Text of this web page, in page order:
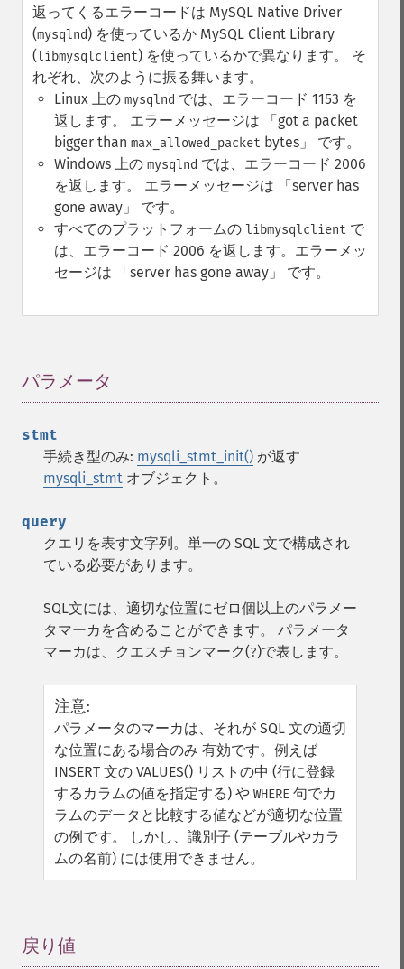
返ってくるエラーコードは MySQL Native Driver
(mysqlnd) を使っているか MySQL Client Library
(libmysqlclient) を使っているかで異なります。 そ
れぞれ、次のように振る舞います。
Linux 上の mysqlnd では、エラーコード 1153 を
返します。 エラーメッセージは
got a packet
bigger than max_allowed_packet bytes
です。
Windows 上の mysqlnd では、エラーコード 2006
を返します。 エラーメッセージは
server has
gone away
です。
すべてのプラットフォームの libmysqlclient で
は、エラーコード 2006 を返します。エラーメッ
セージは
server has gone away です。
パラメータ
stmt
手続き型のみ: mysqli_stmt_init() が返す
mysqli_stmt オブジェクト。
query
クエリを表す文字列。単一の SQL 文で構成され
ている必要があります。
SQL文には、適切な位置にゼロ個以上のパラメー
タマーカを含めることができます。 パラメータ
マーカは、クエスチョンマーク(?)で表します。
注意:
パラメータのマーカは、それが SQL 文の適切
な位置にある場合のみ 有効です。例えば
INSERT 文の VALUES() リストの中 (行に登録
するカラムの値を指定する) や WHERE 句でカ
ラムのデータと比較する値などが適切な位置
の例です。 しかし、識別子 (テーブルやカラ
ムの名前) には使用できません。
戻り値